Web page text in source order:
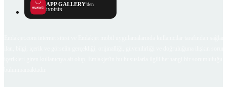
APP GALLERY'den
İNDİRİN